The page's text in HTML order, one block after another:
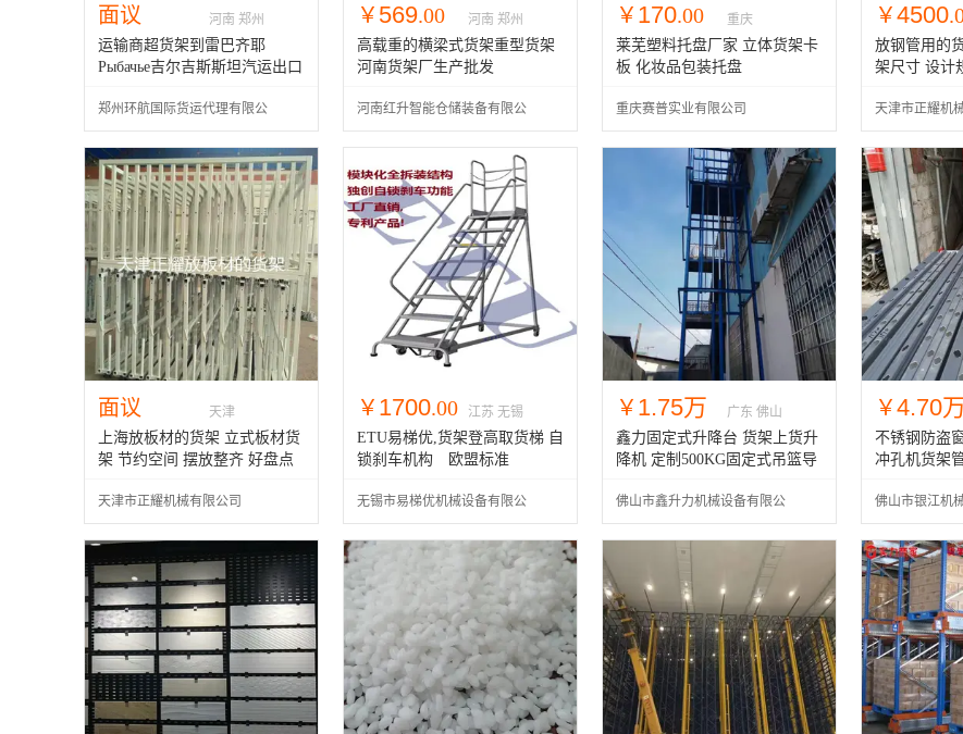
面议 河南 郑州
运输商超货架到雷巴齐耶
Рыбачье吉尔吉斯斯坦汽运出口
郑州环航国际货运代理有限公
司
￥ 569.00 河南 郑州
高载重的横梁式货架重型货架
河南货架厂生产批发
河南红升智能仓储装备有限公
司
￥ 170.00 重庆
莱芜塑料托盘厂家 立体货架卡
板 化妆品包装托盘
重庆赛普实业有限公司
￥4500
放钢管用的
架尺寸 设计
天津市正耀机
面议 天津
上海放板材的货架 立式板材货
架 节约空间 摆放整齐 好盘点
天津市正耀机械有限公司
￥ 1700.00 江苏 无锡
ETU易梯优,货架登高取货梯 自
锁刹车机构 欧盟标准
无锡市易梯优机械设备有限公
司
￥ 1.75万 广东 佛山
鑫力固定式升降台 货架上货升
降机 定制500KG固定式吊篮导
佛山市鑫升力机械设备有限公
司
￥4.70
不锈钢防盗
冲孔机货架
佛山市银江机